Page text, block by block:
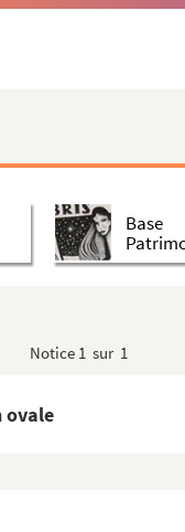
Base
Notice 1 sur 1
ovale
en buste dans un ovale
gauche son chapeau
tenant son chapeau